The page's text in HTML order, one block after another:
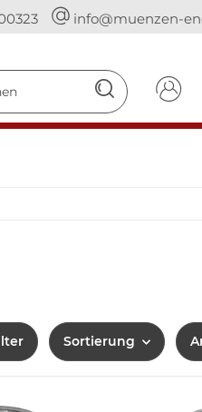
info@muenzen-
Sortierung